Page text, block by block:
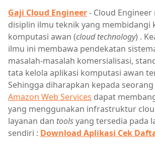
Gaji Cloud Engineer- Cloud
disiplin ilmu teknik yang membidangi
komputasi awan (cloud technology) .
ilmu ini membawa pendekatan
masalah-masalah komersialisasi,
tata kelola aplikasi komputasi awan
Sehingga diharapkan kepada seorang
Amazon Web Services dapat
yang menggunakan infrastruktur
layanan dan toolsyang tersedia pada
sendiri : Download Aplikasi Cek